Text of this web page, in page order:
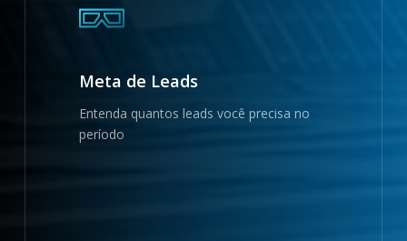
Meta de Leads
Entenda quantos leads você precisa no
período